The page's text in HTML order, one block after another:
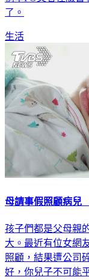
了。
生活
母請事假照顧病兒
孩子們都是父母親
大。最近有位女網
照顧，結果遭公司
好，你兒子不可能